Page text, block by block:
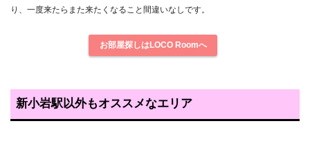
り、一度来たらまた来たくなること間違いなしです。
お部屋探しはLOCO Roomへ
新小岩駅以外もオススメなエリア